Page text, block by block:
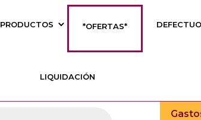
PRODUCTOS *OFERTAS*
LIQUIDACIÓN